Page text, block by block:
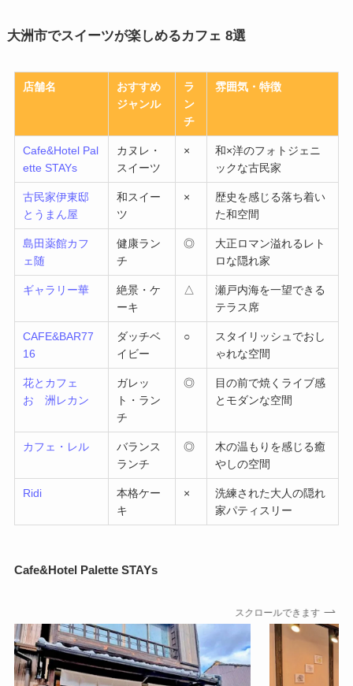
大洲市でスイーツが楽しめるカフェ 8選
店舗名
おすすめ
ジャンル
ラ
ン
チ
雰囲気・特徴
Cafe&Hotel Pal
ette STAYs
カヌレ・
スイーツ
×
和×洋のフォトジェニ
ックな古民家
古民家伊東邸
とうまん屋
和スイー
ツ
×
歴史を感じる落ち着い
た和空間
島田薬館カフ
ェ随
健康ラン
チ
◎
大正ロマン溢れるレト
ロな隠れ家
ギャラリー華
絶景・ケ
ーキ
△
瀬戸内海を一望できる
テラス席
CAFE&BAR77
16
ダッチベ
イビー
○
スタイリッシュでおし
ゃれな空間
花とカフェ
おゝ洲レカン
ガレッ
ト・ラン
チ
◎
目の前で焼くライブ感
とモダンな空間
カフェ・レル
バランス
ランチ
◎
木の温もりを感じる癒
やしの空間
Ridi
本格ケー
キ
×
洗練された大人の隠れ
家パティスリー
Cafe&Hotel Palette STAYs
スクロールできます